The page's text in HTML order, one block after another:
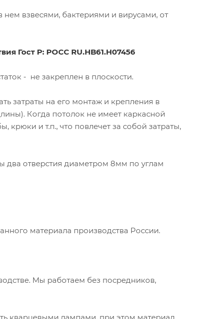
взвесями, бактериями и вирусами, от
Гост Р: РОСС RU.НB61.H07456
- не закреплен в плоскости.
затраты на его монтаж и крепления в
Когда потолок не имеет каркасной
крюки и т.п., что повлечет за собой затраты,
два отверстия диаметром 8мм по углам
материала производства России.
Мы работаем без посредников,